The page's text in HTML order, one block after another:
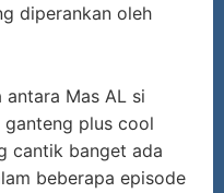
diperankan oleh
Mas AL si
plus cool
cantik banget ada
beberapa episode